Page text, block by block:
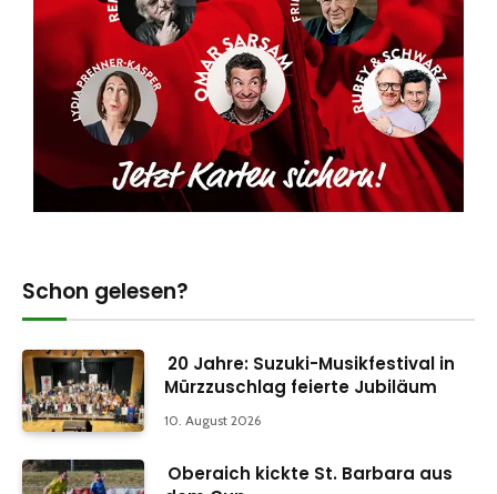
Schon gelesen?
20 Jahre: Suzuki-Musikfestival in
Mürzzuschlag feierte Jubiläum
10. August 2026
Oberaich kickte St. Barbara aus